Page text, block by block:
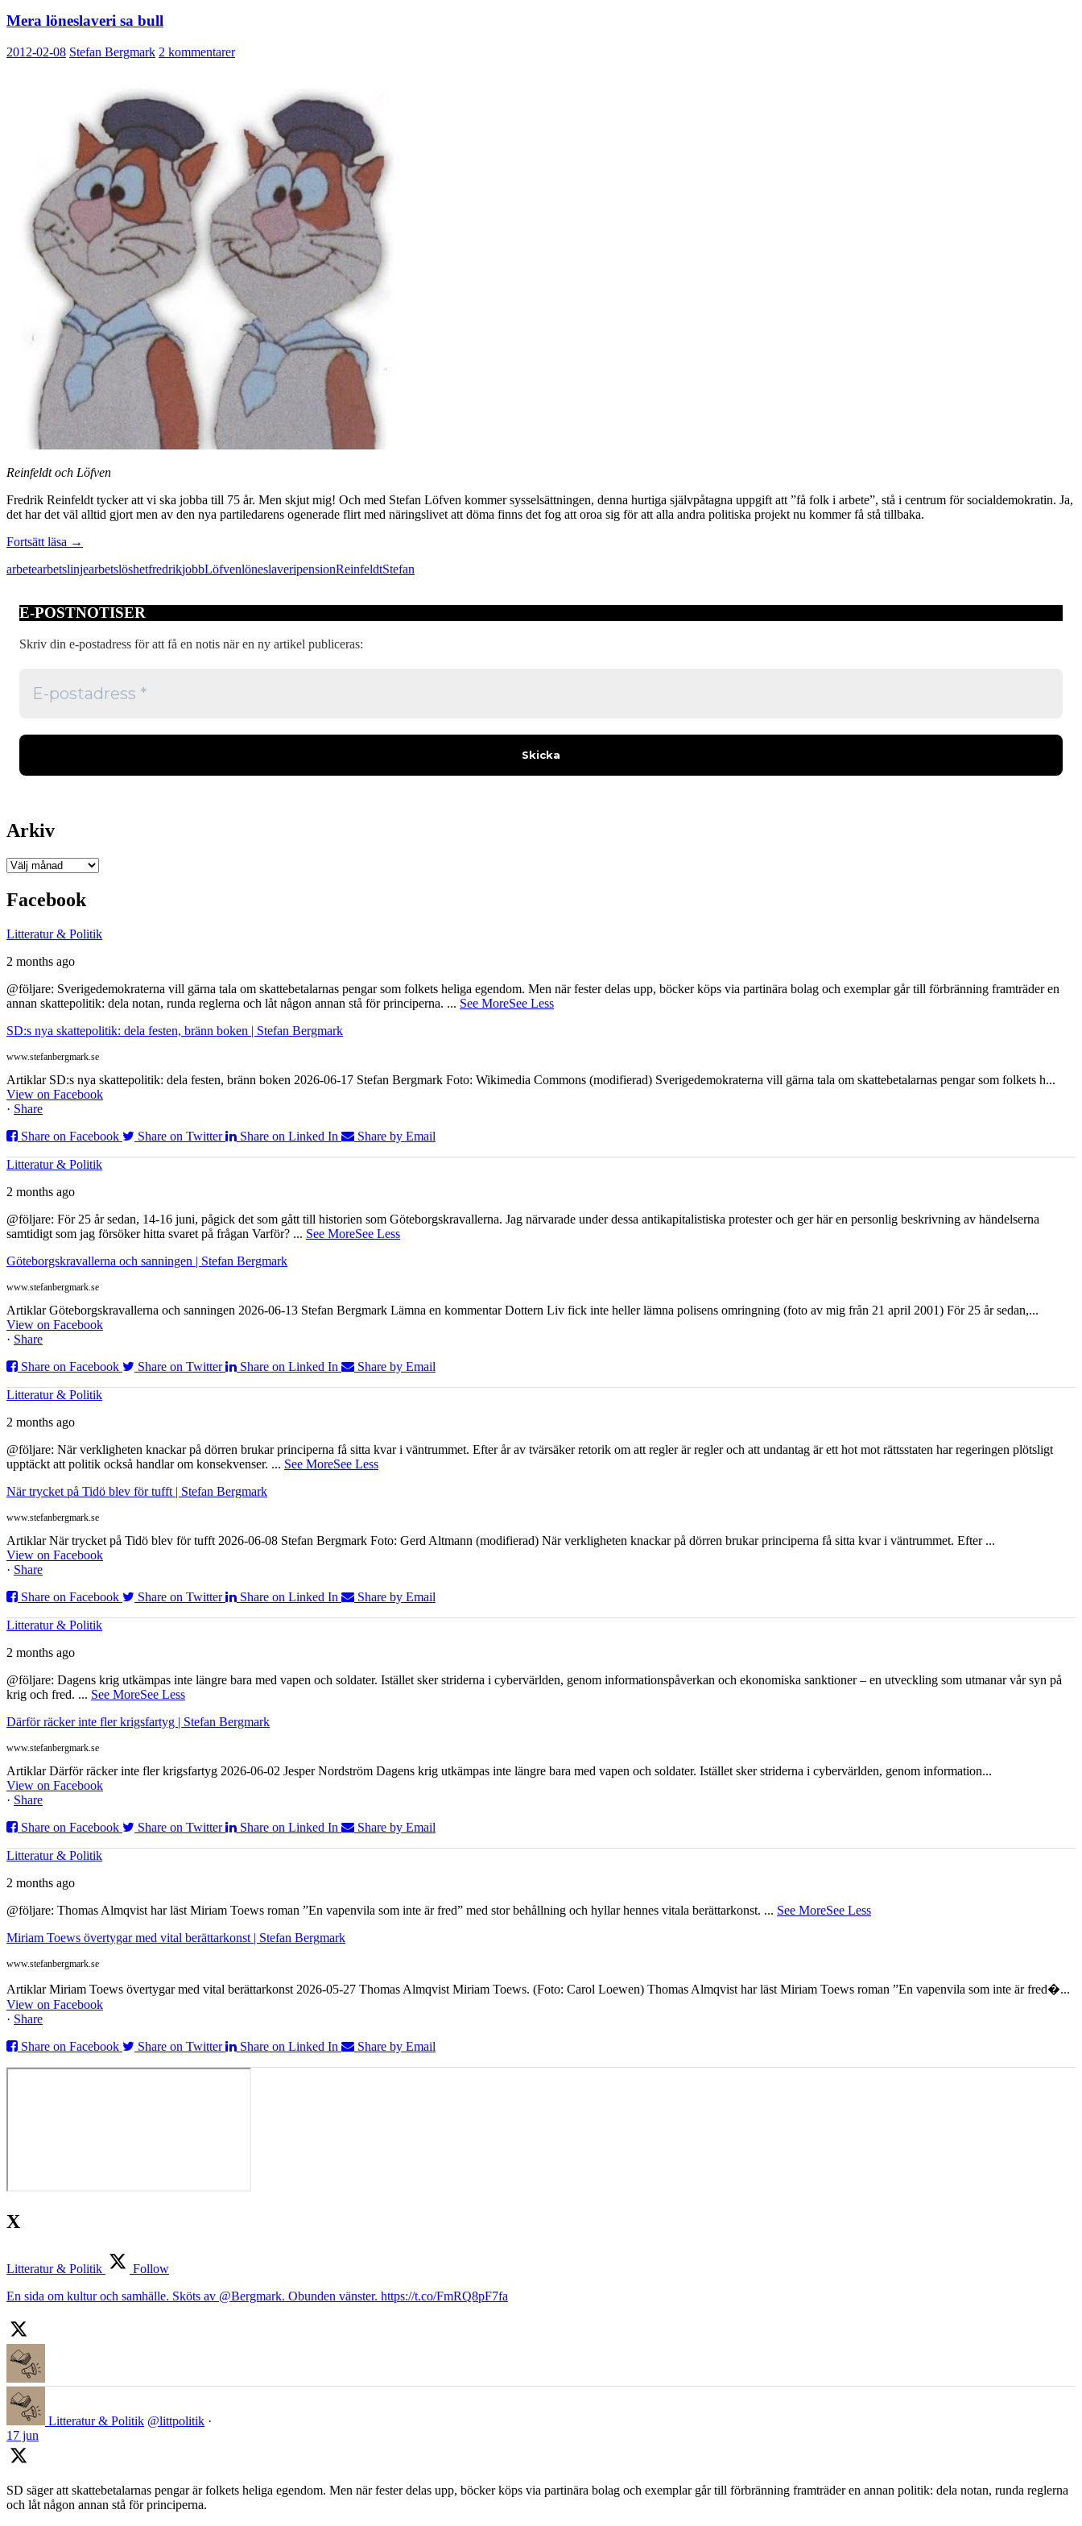
Mera löneslaveri sa bull
2012-02-08 Stefan Bergmark 2 kommentarer
Reinfeldt och Löfven
Fredrik Reinfeldt tycker att vi ska jobba till 75 år. Men skjut mig! Och med Stefan Löfven kommer sysselsättningen, denna hurtiga självpåtagna uppgift att ”få folk i arbete”, stå i centrum för socialdemokratin. Ja,
det har det väl alltid gjort men av den nya partiledarens ogenerade flirt med näringslivet att döma finns det fog att oroa sig för att alla andra politiska projekt nu kommer få stå tillbaka.
Fortsätt läsa Mera
sa
→
arbetearbetslinjearbetslöshetfredrikjobbLöfvenlöneslaveripensionReinfeldtStefan
E-POSTNOTISER
Skriv din e-postadress för att få en notis när en ny artikel publiceras:
Arkiv
Arkiv
Facebook
Litteratur & Politik
2 months ago
@följare: Sverigedemokraterna vill gärna tala om skattebetalarnas pengar som folkets heliga egendom. Men när fester delas upp, böcker köps via partinära bolag och exemplar går till förbränning framträder en
annan skattepolitik: dela notan, runda reglerna och låt någon annan stå för principerna. ... See MoreSee Less
SD:s nya skattepolitik: dela festen, bränn boken | Stefan Bergmark
www.stefanbergmark.se
Artiklar SD:s nya skattepolitik: dela festen, bränn boken 2026-06-17 Stefan Bergmark Foto: Wikimedia Commons (modifierad) Sverigedemokraterna vill gärna tala om skattebetalarnas pengar som folkets h...
View on Facebook
· Share
Share on Facebook
Share on Twitter Share on Linked In Share by Email
Litteratur & Politik
2 months ago
@följare: För 25 år sedan, 14-16 juni, pågick det som gått till historien som Göteborgskravallerna. Jag närvarade under dessa antikapitalistiska protester och ger här en personlig beskrivning av händelserna
samtidigt som jag försöker hitta svaret på frågan Varför? ... See MoreSee Less
Göteborgskravallerna och sanningen | Stefan Bergmark
www.stefanbergmark.se
Artiklar Göteborgskravallerna och sanningen 2026-06-13 Stefan Bergmark Lämna en kommentar Dottern Liv fick inte heller lämna polisens omringning (foto av mig från 21 april 2001) För 25 år sedan,...
View on Facebook
· Share
Share on Facebook
Share on Twitter Share on Linked In Share by Email
Litteratur & Politik
2 months ago
@följare: När verkligheten knackar på dörren brukar principerna få sitta kvar i väntrummet. Efter år av tvärsäker retorik om att regler är regler och att undantag är ett hot mot rättsstaten har regeringen plötsligt
upptäckt att politik också handlar om konsekvenser. ... See MoreSee Less
När trycket på Tidö blev för tufft | Stefan Bergmark
www.stefanbergmark.se
Artiklar När trycket på Tidö blev för tufft 2026-06-08 Stefan Bergmark Foto: Gerd Altmann (modifierad) När verkligheten knackar på dörren brukar principerna få sitta kvar i väntrummet. Efter ...
View on Facebook
· Share
Share on Facebook
Share on Twitter Share on Linked In Share by Email
Litteratur & Politik
2 months ago
@följare: Dagens krig utkämpas inte längre bara med vapen och soldater. Istället sker striderna i cybervärlden, genom informationspåverkan och ekonomiska sanktioner – en utveckling som utmanar vår syn på
krig och fred. ... See MoreSee Less
Därför räcker inte fler krigsfartyg | Stefan Bergmark
www.stefanbergmark.se
Artiklar Därför räcker inte fler krigsfartyg 2026-06-02 Jesper Nordström Dagens krig utkämpas inte längre bara med vapen och soldater. Istället sker striderna i cybervärlden, genom information...
View on Facebook
· Share
Share on Facebook
Share on Twitter Share on Linked In Share by Email
Litteratur & Politik
2 months ago
@följare: Thomas Almqvist har läst Miriam Toews roman ”En vapenvila som inte är fred” med stor behållning och hyllar hennes vitala berättarkonst. ... See MoreSee Less
Miriam Toews övertygar med vital berättarkonst | Stefan Bergmark
www.stefanbergmark.se
Artiklar Miriam Toews övertygar med vital berättarkonst 2026-05-27 Thomas Almqvist Miriam Toews. (Foto: Carol Loewen) Thomas Almqvist har läst Miriam Toews roman ”En vapenvila som inte är fred�...
View on Facebook
· Share
Share on Facebook
Share on Twitter Share on Linked In Share by Email
X
Litteratur & Politik
Follow
En sida om kultur och samhälle. Sköts av @Bergmark. Obunden vänster. https://t.co/FmRQ8pF7fa
Litteratur & Politik @littpolitik ·
17 jun
SD säger att skattebetalarnas pengar är folkets heliga egendom. Men när fester delas upp, böcker köps via partinära bolag och exemplar går till förbränning framträder en annan politik: dela notan, runda reglerna
och låt någon annan stå för principerna.